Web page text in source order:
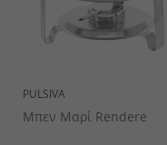
PULSIVA
Μπεν Μαρί Rendere